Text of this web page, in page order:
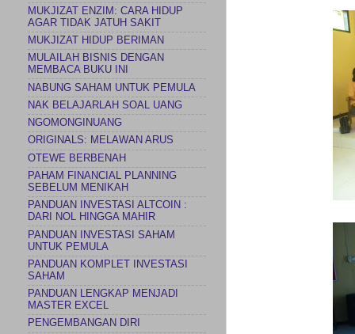
MUKJIZAT ENZIM: CARA HIDUP
AGAR TIDAK JATUH SAKIT
MUKJIZAT HIDUP BERIMAN
MULAILAH BISNIS DENGAN
MEMBACA BUKU INI
NABUNG SAHAM UNTUK PEMULA
NAK BELAJARLAH SOAL UANG
NGOMONGINUANG
ORIGINALS: MELAWAN ARUS
OTEWE BERBENAH
PAHAM FINANCIAL PLANNING
SEBELUM MENIKAH
PANDUAN INVESTASI ALTCOIN :
DARI NOL HINGGA MAHIR
PANDUAN INVESTASI SAHAM
UNTUK PEMULA
PANDUAN KOMPLET INVESTASI
SAHAM
PANDUAN LENGKAP MENJADI
MASTER EXCEL
PENGEMBANGAN DIRI